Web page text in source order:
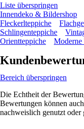
Liste überspringen
Innendeko & Bildershop
Fleckerlteppiche
Schlingenteppiche
Orientteppiche
Moderne
Bereich überspringen
Die Echtheit der
Bewertungen können
nachweislich genutzt oder